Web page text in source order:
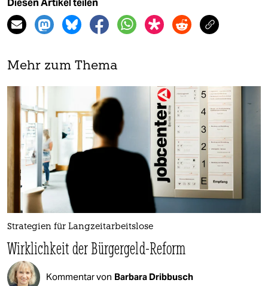
Diesen Artikel teilen
Mehr zum Thema
Strategien für Langzeitarbeitslose
Wirklichkeit der Bürgergeld-Reform
Kommentar von Barbara Dribbusch